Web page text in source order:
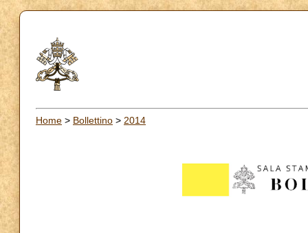
Home > Bollettino > 2014